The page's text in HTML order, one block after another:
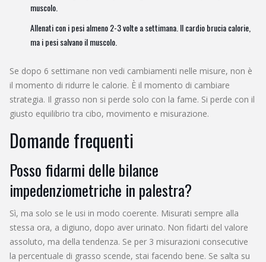
muscolo.
Allenati con i pesi almeno 2-3 volte a settimana. Il cardio brucia calorie,
ma i pesi salvano il muscolo.
Se dopo 6 settimane non vedi cambiamenti nelle misure, non è
il momento di ridurre le calorie. È il momento di cambiare
strategia. Il grasso non si perde solo con la fame. Si perde con il
giusto equilibrio tra cibo, movimento e misurazione.
Domande frequenti
Posso fidarmi delle bilance
impedenziometriche in palestra?
Sì, ma solo se le usi in modo coerente. Misurati sempre alla
stessa ora, a digiuno, dopo aver urinato. Non fidarti del valore
assoluto, ma della tendenza. Se per 3 misurazioni consecutive
la percentuale di grasso scende, stai facendo bene. Se salta su